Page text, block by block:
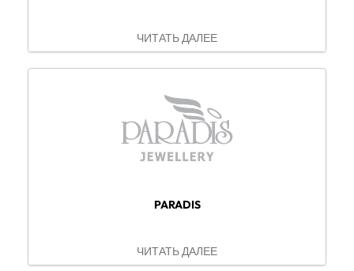
ЧИТАТЬ ДАЛЕЕ
PARADIS
ЧИТАТЬ ДАЛЕЕ